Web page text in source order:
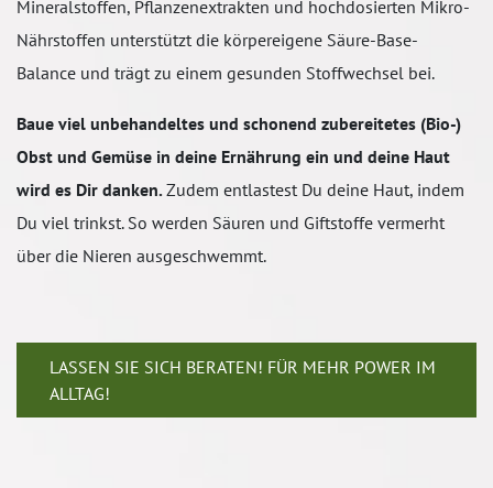
Mineralstoffen, Pflanzenextrakten und hochdosierten Mikro-
Nährstoffen unterstützt die körpereigene Säure-Base-
Balance und trägt zu einem gesunden Stoffwechsel bei.
Baue viel unbehandeltes und schonend zubereitetes (Bio-)
Obst und Gemüse in deine Ernährung ein und deine Haut
wird es Dir danken.Zudem entlastest Du deine Haut, indem
Du viel trinkst. So werden Säuren und Giftstoffe vermerht
über die Nieren ausgeschwemmt.
LASSEN SIE SICH BERATEN! FÜR MEHR POWER IM
ALLTAG!